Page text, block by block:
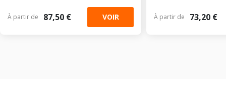
À partir de 87,50 € VOIR À partir de 73,20 €